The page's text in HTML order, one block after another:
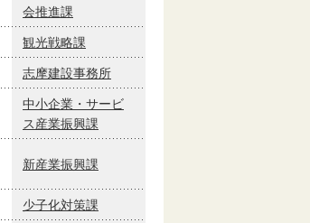
会推進課
観光戦略課
志摩建設事務所
中小企業・サービ
ス産業振興課
新産業振興課
少子化対策課